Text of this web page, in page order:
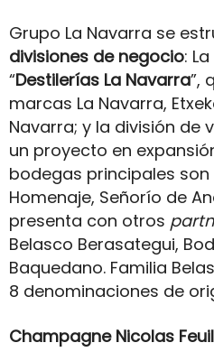
Grupo La Navarra se
divisiones de negocio:
“Destilerías La Navarra”,
marcas La Navarra,
Navarra; y la división de
un proyecto en
bodegas principales son
Homenaje, Señorío de
presenta con otros
Belasco Berasategui,
Baquedano. Familia
8 denominaciones de
Champagne Nicolas